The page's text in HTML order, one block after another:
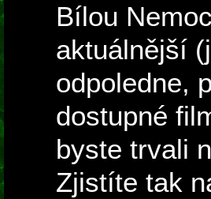
Bílou
aktuálnější
odpoledne,
dostupné
byste trvali
Zjistíte tak